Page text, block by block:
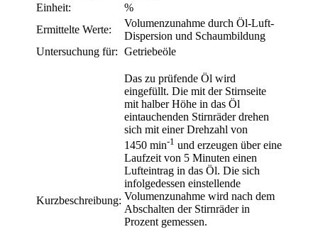
Einheit:
%
Ermittelte Werte:
Volumenzunahme durch Öl-Luft-
Dispersion und Schaumbildung
Untersuchung für: Getriebeöle
Kurzbeschreibung:
Das zu prüfende Öl wird
eingefüllt. Die mit der Stirnseite
mit halber Höhe in das Öl
eintauchenden Stirnräder drehen
sich mit einer Drehzahl von
1450 min-1 und erzeugen über eine
Laufzeit von 5 Minuten einen
Lufteintrag in das Öl. Die sich
infolgedessen einstellende
Volumenzunahme wird nach dem
Abschalten der Stirnräder in
Prozent gemessen.